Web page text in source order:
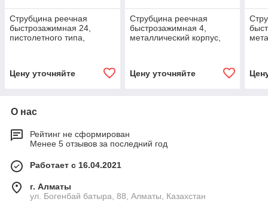
Струбцина реечная
быстрозажимная 24,
пистолетного типа,
Цену уточняйте
Струбцина реечная
быстрозажимная 4,
металлический корпус,
Цену уточняйте
О нас
Рейтинг не сформирован
Менее 5 отзывов за последний год
Работает с 16.04.2021
г. Алматы
ул. Богенбай батыра, 88, Алматы, Казахстан